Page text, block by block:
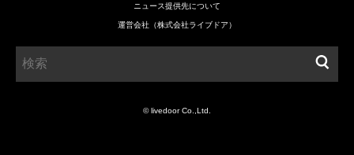
ニュース提供先について
運営会社（株式会社ライブドア）
© livedoor Co.,Ltd.